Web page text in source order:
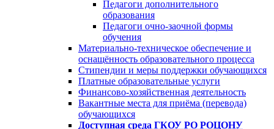
Педагоги дополнительного
образования
Педагоги очно-заочной формы
обучения
Материально-техническое обеспечение и
оснащённость образовательного процесса
Стипендии и меры поддержки обучающихся
Платные образовательные услуги
Финансово-хозяйственная деятельность
Вакантные места для приёма (перевода)
обучающихся
Доступная среда ГКОУ РО РОЦОНУ